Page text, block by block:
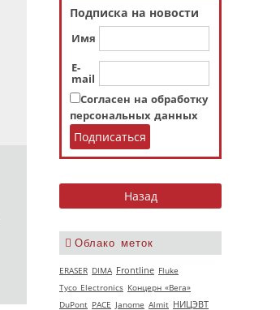
Подписка на новости
Имя
E-
mail
Согласен на обработку
персональных данных
Облако меток
ERASER DIMA Frontline Fluke
Tyco Electronics Концерн «Вега»
DuPont РАСЕ Janome Almit НИЦЭВТ